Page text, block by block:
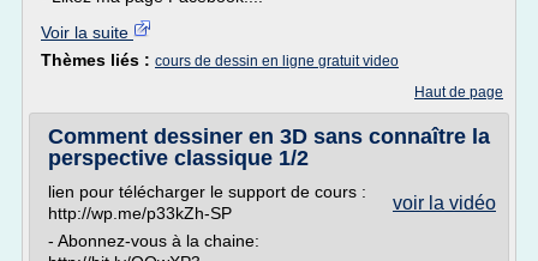
Voir la suite
Thèmes liés : cours de dessin en ligne gratuit video
Haut de page
Comment dessiner en 3D sans connaître la
perspective classique 1/2
voir la vidéo
lien pour télécharger le support de cours :
http://wp.me/p33kZh-SP
- Abonnez-vous à la chaine: